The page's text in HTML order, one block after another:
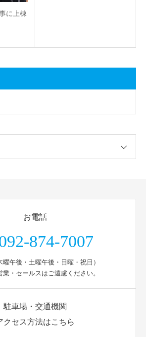
に上棟
お電話
874-7007
曜午後・土曜午後・日曜・祝日）
・セールスはご遠慮ください。
駐車場・交通機関
クセス方法はこちら